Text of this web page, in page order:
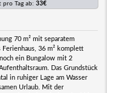
pro Tag ab: 33€
70 m² mit separatem
Ferienhaus, 36 m² komplett
ein Bungalow mit 2
Das Grundstück
in ruhiger Lage am Wasser
Urlaub. Mit der